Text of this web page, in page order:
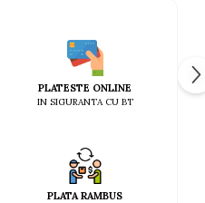
PLATESTE ONLINE
IN SIGURANTA CU BT
PLATA RAMBUS